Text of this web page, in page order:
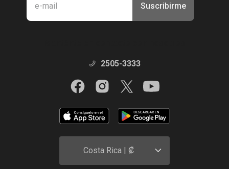
Suscribirme
2505-3333
Costa Rica | ₡